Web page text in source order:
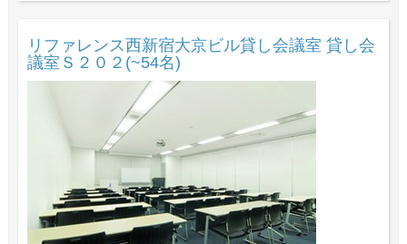
リファレンス西新宿大京ビル貸し会議室 貸し会
議室Ｓ２０２(~54名)